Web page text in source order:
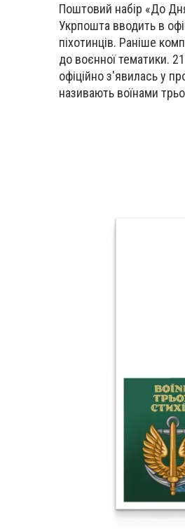
Поштовий набір «До
Укрпошта вводить в
піхотинців. Раніше
до воєнної тематики.
офіційно з'явилась у
називають воїнами